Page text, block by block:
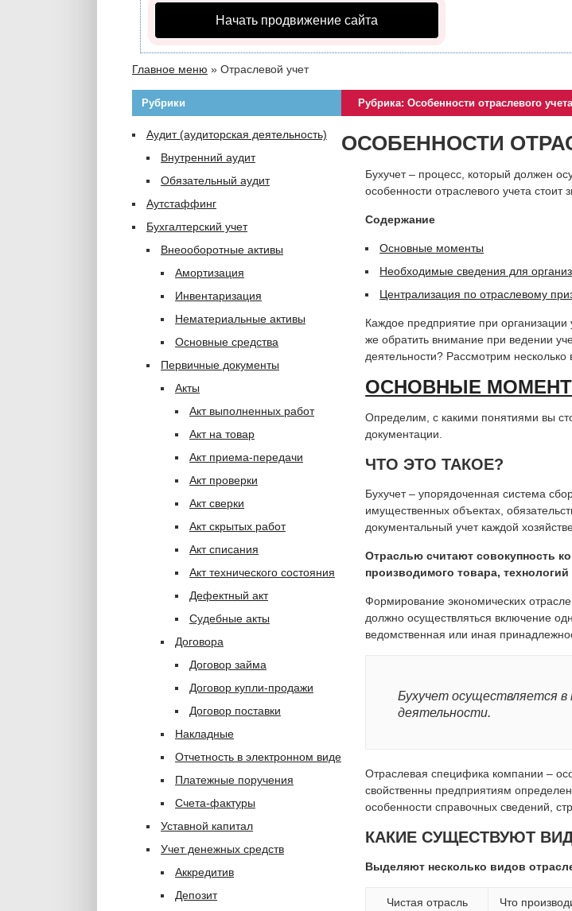
Начать продвижение сайта
Главное меню » Отраслевой учет
Рубрика: Особенности отраслевого
ОСОБЕННОСТИ
Бухучет – процесс, который должен
особенности отраслевого учета
Содержание
Основные моменты
Необходимые сведения для
Централизация по отраслевому
Каждое предприятие при
же обратить внимание при ведении
деятельности? Рассмотрим несколько
ОСНОВНЫЕ
Определим, с какими понятиями вы
документации.
ЧТО ЭТО ТАКОЕ?
Бухучет – упорядоченная система
имущественных объектах,
документальный учет каждой
Отраслью считают совокупность
производимого товара, технологий
Формирование экономических
должно осуществляться включение
ведомственная или иная
Бухучет осуществляется в
деятельности.
Отраслевая специфика компании –
свойственны предприятиям
особенности справочных сведений,
КАКИЕ СУЩЕСТВУЮТ
Выделяют несколько видов
Чистая отрасль Что
Рубрики
Аудит (аудиторская деятельность)
Внутренний аудит
Обязательный аудит
Аутстаффинг
Бухгалтерский учет
Внеооборотные активы
Амортизация
Инвентаризация
Нематериальные активы
Основные средства
Первичные документы
Акты
Акт выполненных работ
Акт на товар
Акт приема-передачи
Акт проверки
Акт сверки
Акт скрытых работ
Акт списания
Акт технического состояния
Дефектный акт
Судебные акты
Договора
Договор займа
Договор купли-продажи
Договор поставки
Накладные
Отчетность в электронном виде
Платежные поручения
Счета-фактуры
Уставной капитал
Учет денежных средств
Аккредитив
Депозит